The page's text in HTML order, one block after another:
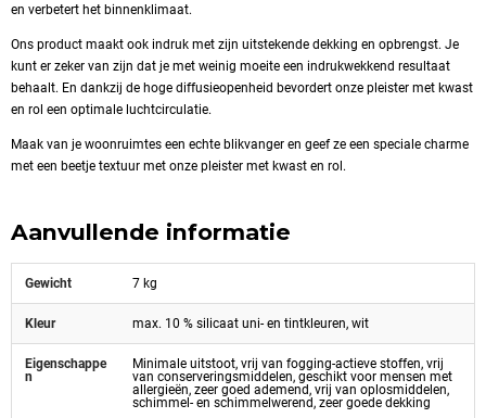
en verbetert het binnenklimaat.
Ons product maakt ook indruk met zijn uitstekende dekking en opbrengst. Je
kunt er zeker van zijn dat je met weinig moeite een indrukwekkend resultaat
behaalt. En dankzij de hoge diffusieopenheid bevordert onze pleister met kwast
en rol een optimale luchtcirculatie.
Maak van je woonruimtes een echte blikvanger en geef ze een speciale charme
met een beetje textuur met onze pleister met kwast en rol.
Aanvullende informatie
Gewicht 7 kg
Kleur max. 10 % silicaat uni- en tintkleuren, wit
Eigenschappe
n
Minimale uitstoot, vrij van fogging-actieve stoffen, vrij
van conserveringsmiddelen, geschikt voor mensen met
allergieën, zeer goed ademend, vrij van oplosmiddelen,
schimmel- en schimmelwerend, zeer goede dekking